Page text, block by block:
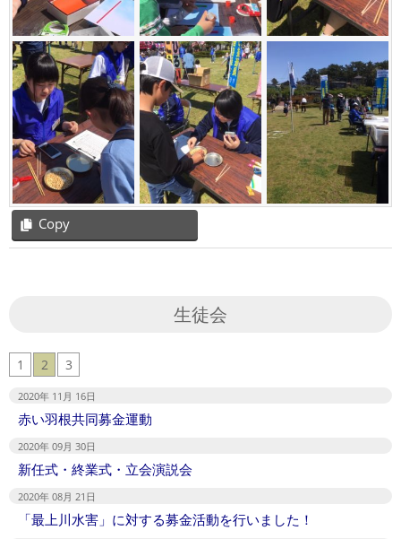
Copy
生徒会
1 2 3
2020年 11月 16日
赤い羽根共同募金運動
2020年 09月 30日
新任式・終業式・立会演説会
2020年 08月 21日
「最上川水害」に対する募金活動を行いました！